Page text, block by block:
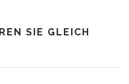
SIE GLEICH